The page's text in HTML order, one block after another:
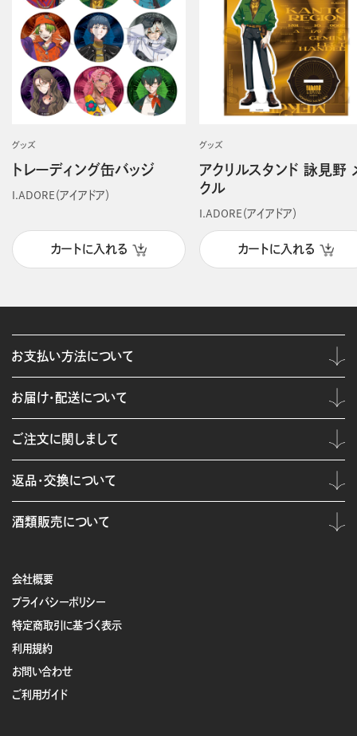
グッズ
トレーディング缶バッジ
I.ADORE（アイアドア）
カートに入れる
グッズ
アクリルスタンド 詠見野
クル
I.ADORE（アイアドア）
カートに入れる
会社概要
プライバシーポリシー
特定商取引に基づく表示
利用規約
お問い合わせ
ご利用ガイド
お支払い方法について
お届け・配送について
ご注文に関しまして
返品・交換について
酒類販売について